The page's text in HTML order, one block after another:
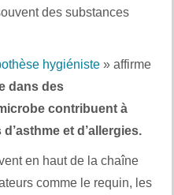
des substances
hygiéniste » affirme
dans des
contribuent à
et d’allergies.
en haut de la chaîne
comme le requin, les